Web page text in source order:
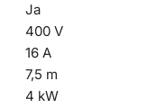
Ja
400 V
16 A
7,5 m
4 kW